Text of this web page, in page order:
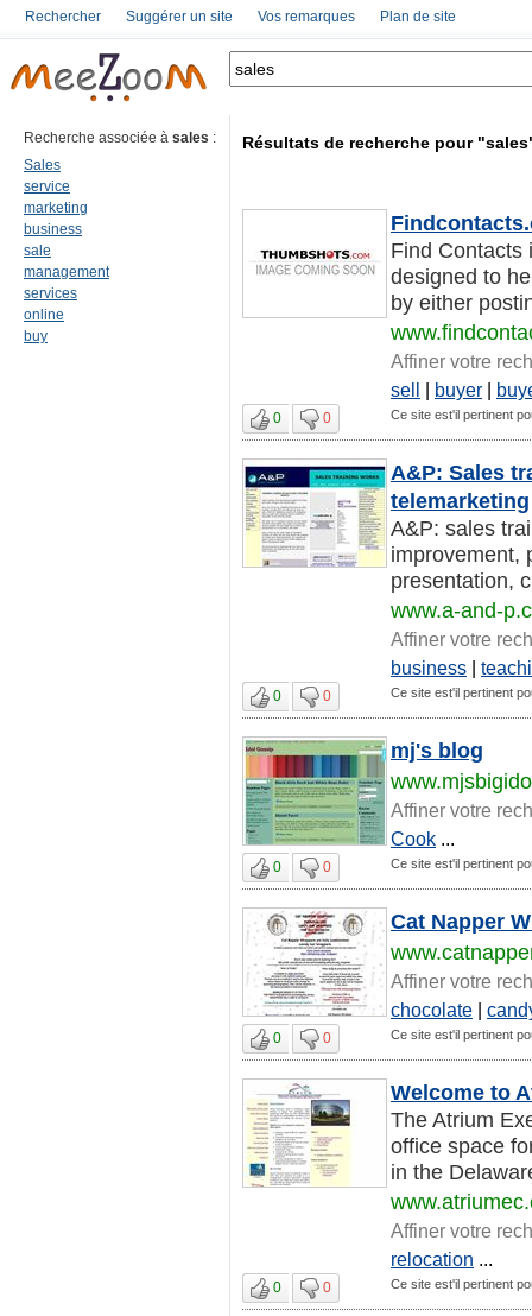
Rechercher Suggérer un site Vos remarques Plan de site
Recherche associée à sales :
Sales
service
marketing
business
sale
management
services
online
buy
Résultats de recherche pour
Find Contacts
designed to
by either
Affiner votre
sell | buyer |
0 0 Ce site est'il pertinent
A&P: Sales
telemarketing
A&P: sales
improvement,
presentation,
www.a-and-
Affiner votre
business |
0 0 Ce site est'il pertinent
mj's blog
Affiner votre
Cook ...
0 0 Ce site est'il pertinent
Cat Napper
Affiner votre
chocolate |
0 0 Ce site est'il pertinent
Welcome to
The Atrium
office space
in the
Affiner votre
relocation ...
0 0 Ce site est'il pertinent